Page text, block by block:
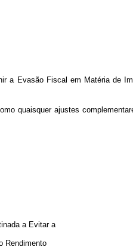
Evasão Fiscal em Matéria de
quaisquer ajustes
a Evitar a
Rendimento